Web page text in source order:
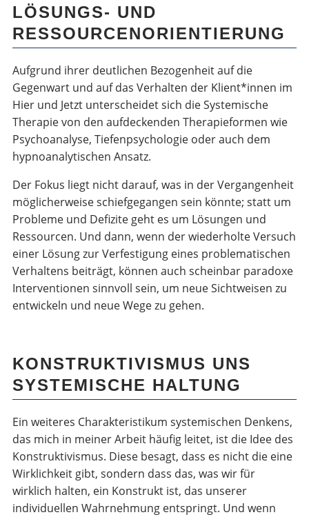
LÖSUNGS- UND
RESSOURCEN­ORIENTIERUNG
Aufgrund ihrer deutlichen Bezogenheit auf die
Gegenwart und auf das Verhalten der Klient*innen im
Hier und Jetzt unterscheidet sich die Systemische
Therapie von den aufdeckenden Therapieformen wie
Psychoanalyse, Tiefenpsychologie oder auch dem
hypnoanalytischen Ansatz.
Der Fokus liegt nicht darauf, was in der Vergangenheit
möglicherweise schiefgegangen sein könnte; statt um
Probleme und Defizite geht es um Lösungen und
Ressourcen. Und dann, wenn der wiederholte Versuch
einer Lösung zur Verfestigung eines problematischen
Verhaltens beiträgt, können auch scheinbar paradoxe
Interventionen sinnvoll sein, um neue Sichtweisen zu
entwickeln und neue Wege zu gehen.
KONSTRUKTIVISMUS UNS
SYSTEMISCHE HALTUNG
Ein weiteres Charakteristikum systemischen Denkens,
das mich in meiner Arbeit häufig leitet, ist die Idee des
Konstruktivismus. Diese besagt, dass es nicht die eine
Wirklichkeit gibt, sondern dass das, was wir für
wirklich halten, ein Konstrukt ist, das unserer
individuellen Wahrnehmung entspringt. Und wenn